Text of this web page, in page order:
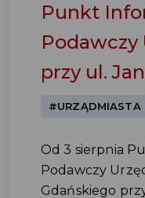
Punkt
Podawczy
przy ul.
#URZĄDMIASTA
Od 3 sierpnia
Podawczy
Gdańskiego